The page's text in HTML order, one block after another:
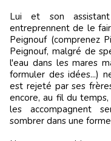
Lui et son
entreprennent de le
Peignouf (comprenez
Peignouf, malgré de
l'eau dans les mares
formuler des idées...)
est rejeté par ses
encore, au fil du
les accompagnent
sombrer dans une